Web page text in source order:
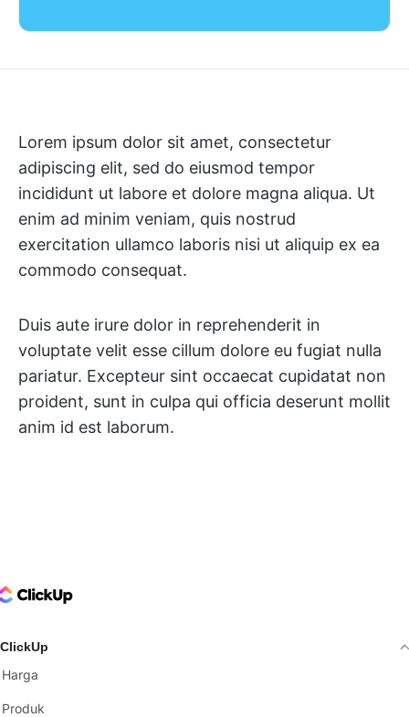
Lorem ipsum dolor sit amet, consectetur
adipiscing elit, sed do eiusmod tempor
incididunt ut labore et dolore magna aliqua. Ut
enim ad minim veniam, quis nostrud
exercitation ullamco laboris nisi ut aliquip ex ea
commodo consequat.
Duis aute irure dolor in reprehenderit in
voluptate velit esse cillum dolore eu fugiat nulla
pariatur. Excepteur sint occaecat cupidatat non
proident, sunt in culpa qui officia deserunt mollit
anim id est laborum.
Logo
ClickUp
Harga
Produk